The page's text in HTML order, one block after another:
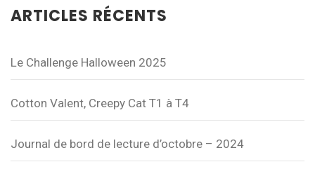
ARTICLES RÉCENTS
Le Challenge Halloween 2025
Cotton Valent, Creepy Cat T1 à T4
Journal de bord de lecture d’octobre – 2024